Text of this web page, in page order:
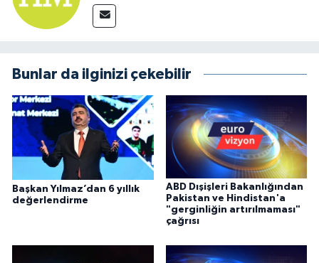
Bunlar da ilginizi çekebilir
Başkan Yılmaz’dan 6 yıllık
değerlendirme
ABD Dışişleri Bakanlığından
Pakistan ve Hindistan'a
"gerginliğin artırılmaması"
çağrısı